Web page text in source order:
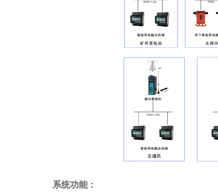
系统功能：